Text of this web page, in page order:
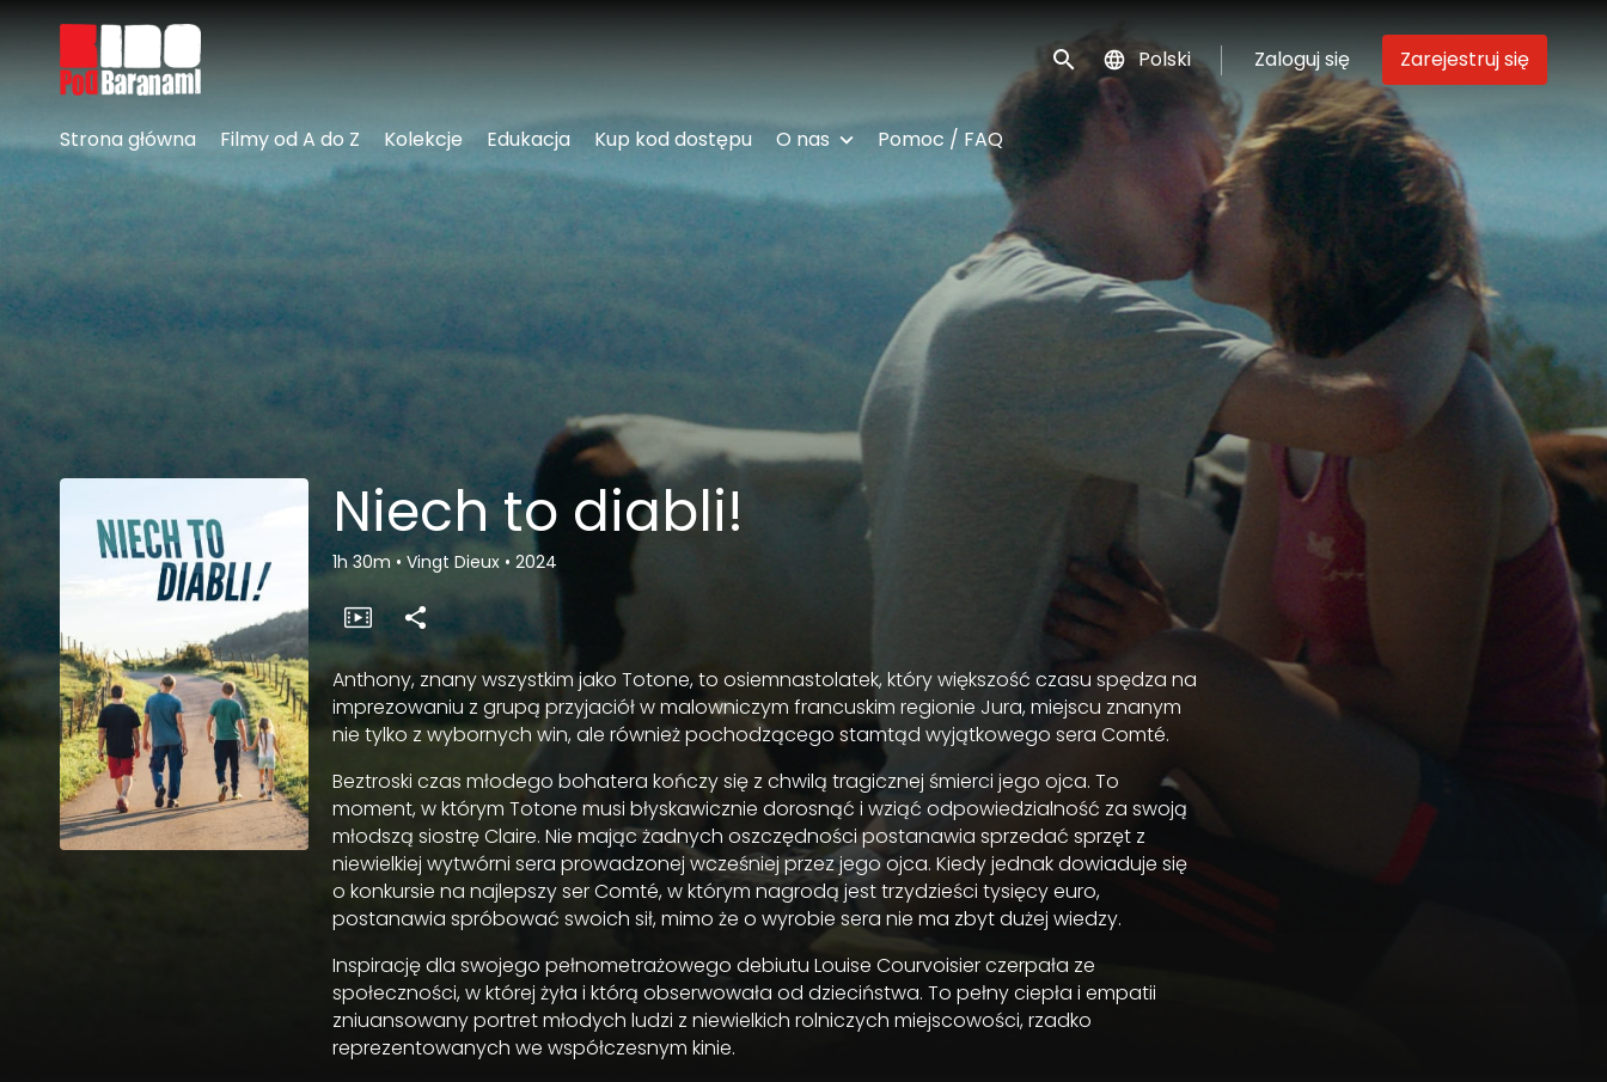
Linki ułatwień dostępu
Wyszukaj Polski Zaloguj się Zarejestruj się
Strona główna Filmy od A do Z Kolekcje Edukacja Kup kod dostępu O nas Pomoc / FAQ
Niech to diabli!
1h 30m • Vingt Dieux • 2024
Anthony, znany wszystkim jako Totone, to osiemnastolatek, który większość czasu spędza na
imprezowaniu z grupą przyjaciół w malowniczym francuskim regionie Jura, miejscu znanym
nie tylko z wybornych win, ale również pochodzącego stamtąd wyjątkowego sera Comté.
Beztroski czas młodego bohatera kończy się z chwilą tragicznej śmierci jego ojca. To
moment, w którym Totone musi błyskawicznie dorosnąć i wziąć odpowiedzialność za swoją
młodszą siostrę Claire. Nie mając żadnych oszczędności postanawia sprzedać sprzęt z
niewielkiej wytwórni sera prowadzonej wcześniej przez jego ojca. Kiedy jednak dowiaduje się
o konkursie na najlepszy ser Comté, w którym nagrodą jest trzydzieści tysięcy euro,
postanawia spróbować swoich sił, mimo że o wyrobie sera nie ma zbyt dużej wiedzy.
Inspirację dla swojego pełnometrażowego debiutu Louise Courvoisier czerpała ze
społeczności, w której żyła i którą obserwowała od dzieciństwa. To pełny ciepła i empatii
zniuansowany portret młodych ludzi z niewielkich rolniczych miejscowości, rzadko
reprezentowanych we współczesnym kinie.